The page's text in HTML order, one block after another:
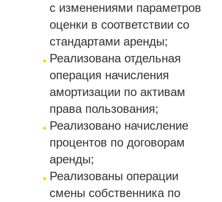
с изменениями параметров
оценки в соответствии со
стандартами аренды;
Реализована отдельная
операция начисления
амортизации по активам
права пользования;
Реализовано начисление
процентов по договорам
аренды;
Реализованы операции
смены собственника по